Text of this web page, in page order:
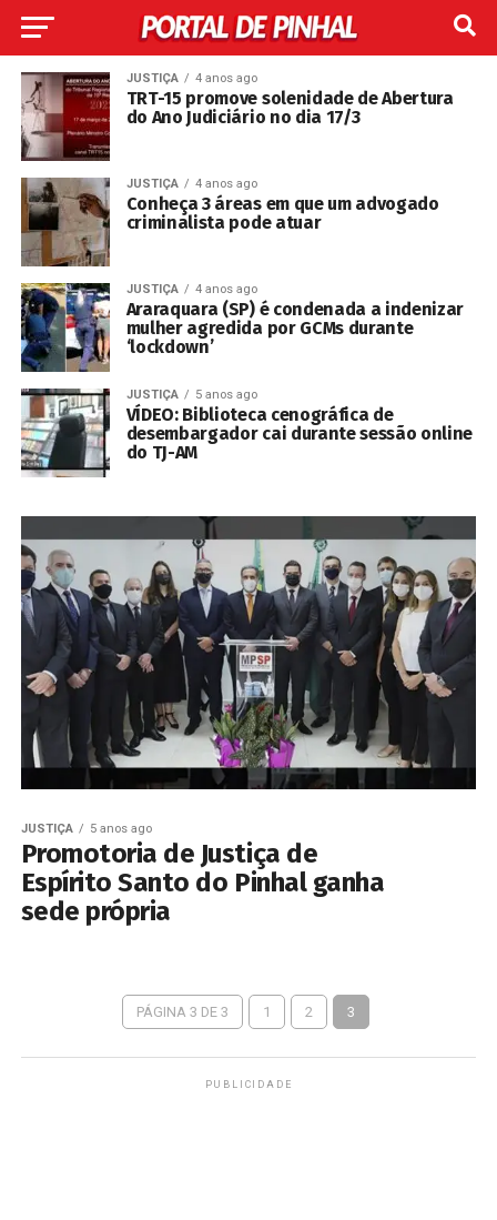
JUSTIÇA 4 anos ago
TRT-15 promove solenidade de Abertura
do Ano Judiciário no dia 17/3
JUSTIÇA 4 anos ago
Conheça 3 áreas em que um advogado
criminalista pode atuar
JUSTIÇA 4 anos ago
Araraquara (SP) é condenada a indenizar
mulher agredida por GCMs durante
‘lockdown’
JUSTIÇA 5 anos ago
VÍDEO: Biblioteca cenográfica de
desembargador cai durante sessão online
do TJ-AM
JUSTIÇA 5 anos ago
Promotoria de Justiça de
Espírito Santo do Pinhal ganha
sede própria
PÁGINA 3 DE 3 1 2 3
PUBLICIDADE